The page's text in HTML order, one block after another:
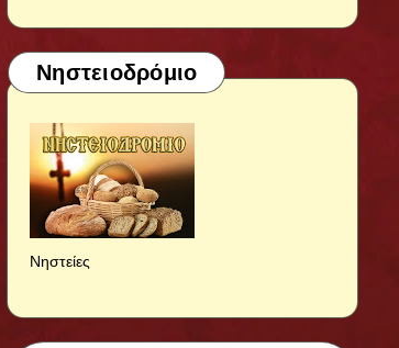
Νηστειοδρόμιο
Νηστείες